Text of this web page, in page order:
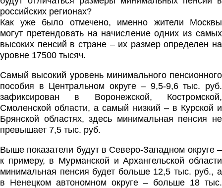
российских регионах?
Как уже было отмечено, именно жители Москвы
могут претендовать на начисление одних из самых
высоких пенсий в стране – их размер определен на
уровне 17500 тысяч.
Самый высокий уровень минимального пенсионного
пособия в Центральном округе – 9,5-9,6 тыс. руб.
зафиксирован в Воронежской, Костромской,
Смоленской области, а самый низкий – в Курской и
Брянской областях, здесь минимальная пенсия не
превышает 7,5 тыс. руб.
Выше показатели будут в Северо-Западном округе –
к примеру, в Мурманской и Архангельской области
минимальная пенсия будет больше 12,5 тыс. руб., а
в Ненецком автономном округе – больше 18 тыс.